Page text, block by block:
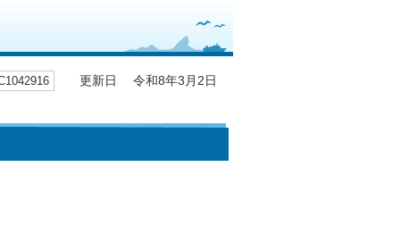
更新日 令和8年3月2日